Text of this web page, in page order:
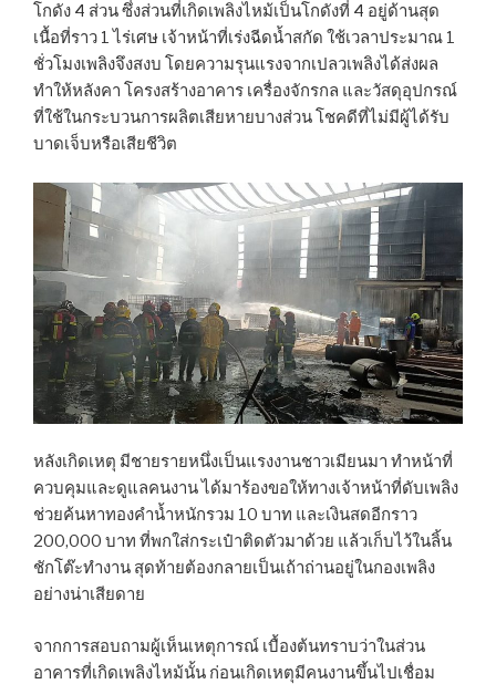
โกดัง 4 ส่วน ซึ่งส่วนที่เกิดเพลิงไหม้เป็นโกดังที่ 4 อยู่ด้านสุด
เนื้อที่ราว 1 ไร่เศษ เจ้าหน้าที่เร่งฉีดน้ำสกัด ใช้เวลาประมาณ 1
ชั่วโมงเพลิงจึงสงบ โดยความรุนแรงจากเปลวเพลิงได้ส่งผล
ทำให้หลังคา โครงสร้างอาคาร เครื่องจักรกล และวัสดุอุปกรณ์
ที่ใช้ในกระบวนการผลิตเสียหายบางส่วน โชคดีที่ไม่มีผู้ได้รับ
บาดเจ็บหรือเสียชีวิต
หลังเกิดเหตุ มีชายรายหนึ่งเป็นแรงงานชาวเมียนมา ทำหน้าที่
ควบคุมและดูแลคนงาน ได้มาร้องขอให้ทางเจ้าหน้าที่ดับเพลิง
ช่วยค้นหาทองคำน้ำหนักรวม 10 บาท และเงินสดอีกราว
200,000 บาท ที่พกใส่กระเป๋าติดตัวมาด้วย แล้วเก็บไว้ในลิ้น
ชักโต๊ะทำงาน สุดท้ายต้องกลายเป็นเถ้าถ่านอยู่ในกองเพลิง
อย่างน่าเสียดาย
จากการสอบถามผู้เห็นเหตุการณ์ เบื้องต้นทราบว่าในส่วน
อาคารที่เกิดเพลิงไหม้นั้น ก่อนเกิดเหตุมีคนงานขึ้นไปเชื่อม